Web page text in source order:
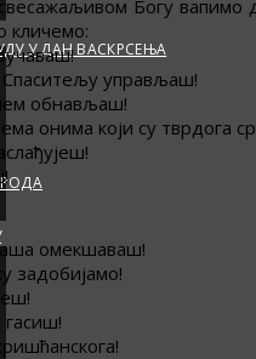
У ДАН ВАСКРСЕЊА
Богу
кличемо:
Спаситељу управљаш!
обнављаш!
онима који су тврдога
омекшаваш!
задобијамо!